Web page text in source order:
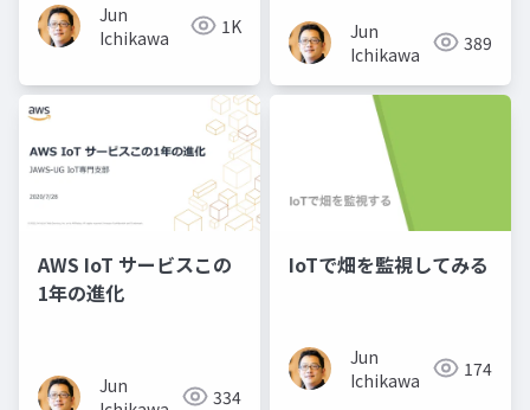
Jun
Ichikawa
1K
Jun
Ichikawa
389
AWS IoT サービスこの
1年の進化
Jun
334
IoTで畑を監視してみる
Jun
Ichikawa
174